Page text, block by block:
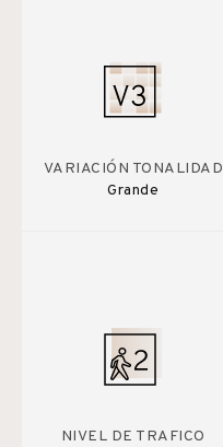
VARIACIÓN TONALIDAD
Grande
NIVEL DE TRAFICO